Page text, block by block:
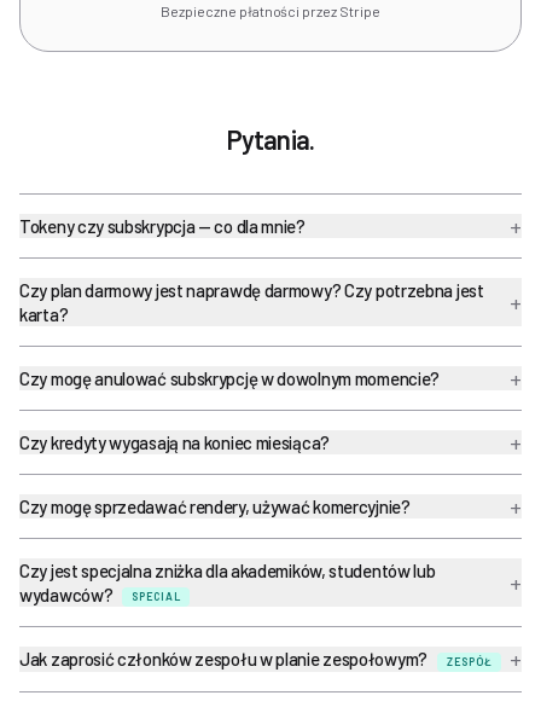
Bezpieczne płatności przez Stripe
Pytania.
Tokeny czy subskrypcja — co dla mnie? +
Czy plan darmowy jest naprawdę darmowy? Czy potrzebna jest
karta?
+
Czy mogę anulować subskrypcję w dowolnym momencie? +
Czy kredyty wygasają na koniec miesiąca? +
Czy mogę sprzedawać rendery, używać komercyjnie? +
Czy jest specjalna zniżka dla akademików, studentów lub
wydawców?
SPECIAL +
Jak zaprosić członków zespołu w planie zespołowym? ZESPÓŁ +